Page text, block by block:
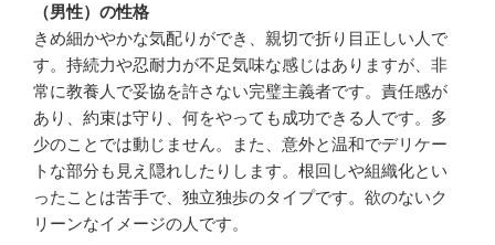
（男性）の性格
きめ細かやかな気配りができ、親切で折り目正しい人で
す。持続力や忍耐力が不足気味な感じはありますが、非
常に教養人で妥協を許さない完璧主義者です。責任感が
あり、約束は守り、何をやっても成功できる人です。多
少のことでは動じません。また、意外と温和でデリケー
トな部分も見え隠れしたりします。根回しや組織化とい
ったことは苦手で、独立独歩のタイプです。欲のないク
リーンなイメージの人です。